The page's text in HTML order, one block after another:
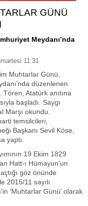
GÜNÜ
Meydanı’nda
11:31
Muhtarlar Günü,
düzenlenen
Tören, Atatürk anıtına
başladı. Saygı
Marşı okundu.
temsilcileri,
Başkanı Sevil Köse,
yaptı.
19 Ekim 1829
Hatt-ı Hümayun'un
göz önünde
2015/11 sayılı
‘Muhtarlar Günü’ olarak